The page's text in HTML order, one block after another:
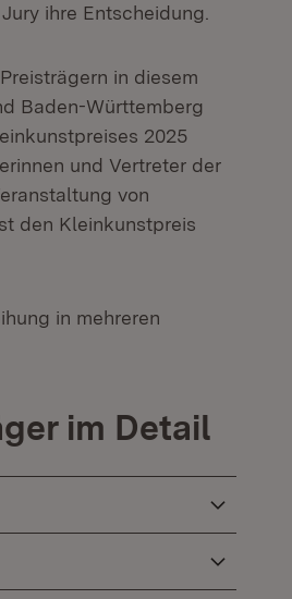
ihre Entscheidung.
in diesem
Baden-Württemberg
2025
und Vertreter der
von
Fenster)
den Kleinkunstpreis
in mehreren
im Detail